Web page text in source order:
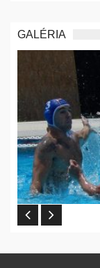
GALÉRIA